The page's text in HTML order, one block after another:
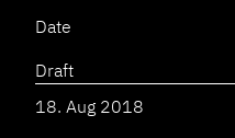
Date
Draft
18. Aug 2018